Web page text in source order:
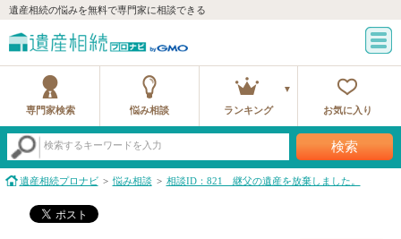
遺産相続の悩みを無料で専門家に相談できる
専門家検索 悩み相談 ランキング お気に入り
検索するキーワードを入力 検索
遺産相続プロナビ 悩み相談 相談ID：821 継父の遺産を放棄しました。